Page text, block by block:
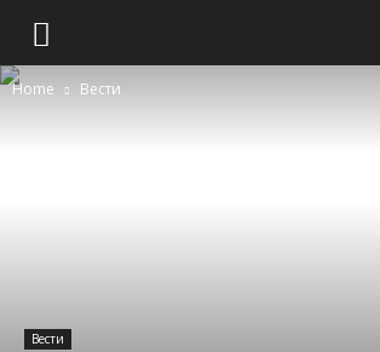
Home Вести
Вести